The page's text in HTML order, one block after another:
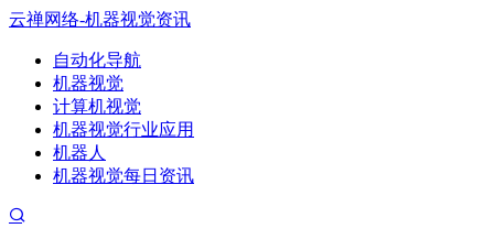
云禅网络-机器视觉资讯
自动化导航
机器视觉
计算机视觉
机器视觉行业应用
机器人
机器视觉每日资讯